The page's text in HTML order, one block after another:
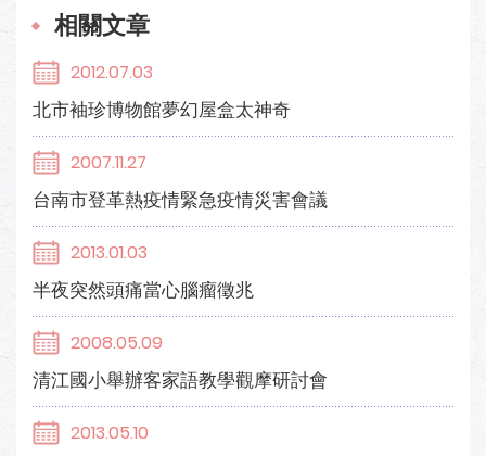
相關文章
2012.07.03
北市袖珍博物館夢幻屋盒太神奇
2007.11.27
台南市登革熱疫情緊急疫情災害會議
2013.01.03
半夜突然頭痛當心腦瘤徵兆
2008.05.09
清江國小舉辦客家語教學觀摩研討會
2013.05.10